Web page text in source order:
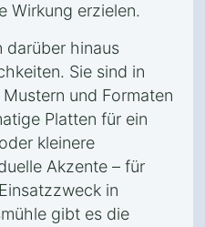
Wirkung erzielen.
darüber hinaus
Sie sind in
und Formaten
Platten für ein
kleinere
Akzente – für
in
gibt es die